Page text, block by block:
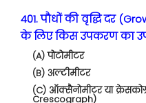
401. पौधों की वृद्धि दर
के लिए किस उपकरण का
(A) पोटोमीटर
(B) अल्टीमीटर
(C) ऑक्सैनोमीटर या
Crescograph)